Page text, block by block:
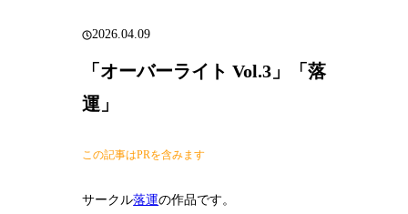
2026.04.09
「オーバーライト Vol.3」「落
運」
この記事はPRを含みます
サークル落運の作品です。